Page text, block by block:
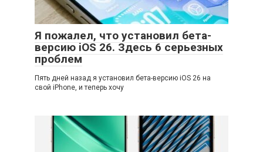
Я пожалел, что установил бета-
версию iOS 26. Здесь 6 серьезных
проблем
Пять дней назад я установил бета-версию iOS 26 на
свой iPhone, и теперь хочу